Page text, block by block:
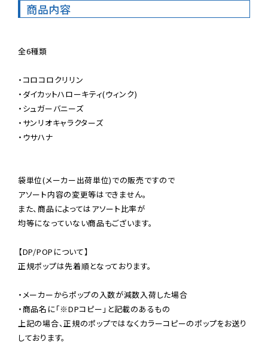
商品内容
全6種類
・コロコロクリリン
・ダイカットハローキティ(ウィンク)
・シュガーバニーズ
・サンリオキャラクターズ
・ウサハナ
袋単位(メーカー出荷単位)での販売ですので
アソート内容の変更等はできません。
また、商品によってはアソート比率が
均等になっていない商品もございます。
【DP/POPについて】
正規ポップは先着順となっております。
・メーカーからポップの入数が減数入荷した場合
・商品名に「※DPコピー」と記載のあるもの
上記の場合、正規のポップではなくカラーコピーのポップをお送り
しております。